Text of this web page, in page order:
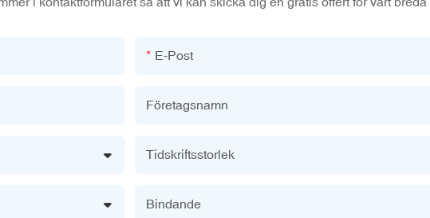
E-Post
Företagsnamn
Tidskriftsstorlek
Bindande